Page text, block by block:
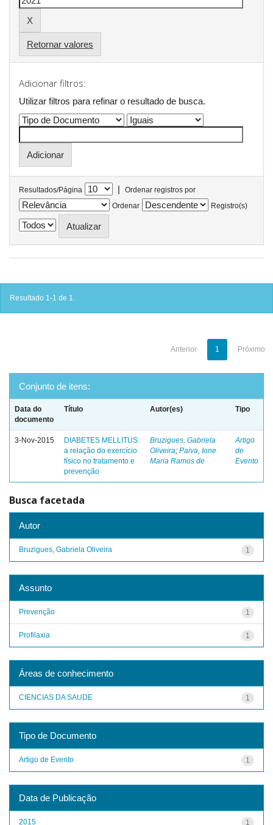
Retornar valores
Adicionar filtros:
Utilizar filtros para refinar o resultado de busca.
Resultados/Página |
Ordenar registros por
Ordenar
Registro(s)
Resultado 1-1 de 1.
Anterior 1 Próximo
Conjunto de itens:
Data do
documento
Título Autor(es) Tipo
3-Nov-2015
DIABETES MELLITUS:
a relação do exercício
físico no tratamento e
prevenção
Bruzigues, Gabriela
Oliveira; Paiva, Ione
Maria Ramos de
Artigo
de
Evento
Busca facetada
Autor
1
Bruzigues, Gabriela Oliveira
Assunto
1
Prevenção
1
Profilaxia
Áreas de conhecimento
1
CIENCIAS DA SAUDE
Tipo de Documento
1
Artigo de Evento
Data de Publicação
1
2015